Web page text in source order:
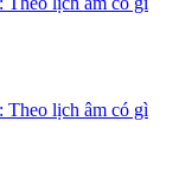
Theo lịch âm có gì